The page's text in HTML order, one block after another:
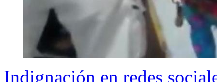
Indignación en redes